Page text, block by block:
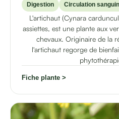
Digestion Circulation
L'artichaut (Cynara
assiettes, est une plante aux
chevaux. Originaire de la
l'artichaut regorge de
Fiche plante >